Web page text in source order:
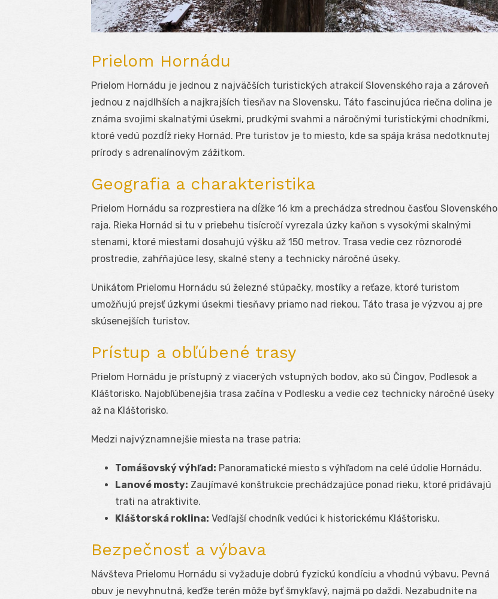
Prielom Hornádu
Prielom Hornádu je jednou z najväčších turistických atrakcií Slovenského raja a zároveň
jednou z najdlhších a najkrajších tiesňav na Slovensku. Táto fascinujúca riečna dolina je
známa svojimi skalnatými úsekmi, prudkými svahmi a náročnými turistickými chodníkmi,
ktoré vedú pozdĺž rieky Hornád. Pre turistov je to miesto, kde sa spája krása nedotknutej
prírody s adrenalínovým zážitkom.
Geografia a charakteristika
Prielom Hornádu sa rozprestiera na dĺžke 16 km a prechádza strednou časťou Slovenského
raja. Rieka Hornád si tu v priebehu tisícročí vyrezala úzky kaňon s vysokými skalnými
stenami, ktoré miestami dosahujú výšku až 150 metrov. Trasa vedie cez rôznorodé
prostredie, zahŕňajúce lesy, skalné steny a technicky náročné úseky.
Unikátom Prielomu Hornádu sú železné stúpačky, mostíky a reťaze, ktoré turistom
umožňujú prejsť úzkymi úsekmi tiesňavy priamo nad riekou. Táto trasa je výzvou aj pre
skúsenejších turistov.
Prístup a obľúbené trasy
Prielom Hornádu je prístupný z viacerých vstupných bodov, ako sú Čingov, Podlesok a
Kláštorisko. Najobľúbenejšia trasa začína v Podlesku a vedie cez technicky náročné úseky
až na Kláštorisko.
Medzi najvýznamnejšie miesta na trase patria:
Tomášovský výhľad: Panoramatické miesto s výhľadom na celé údolie Hornádu.
Lanové mosty: Zaujímavé konštrukcie prechádzajúce ponad rieku, ktoré pridávajú
trati na atraktivite.
Kláštorská roklina: Vedľajší chodník vedúci k historickému Kláštorisku.
Bezpečnosť a výbava
Návšteva Prielomu Hornádu si vyžaduje dobrú fyzickú kondíciu a vhodnú výbavu. Pevná
obuv je nevyhnutná, keďže terén môže byť šmykľavý, najmä po daždi. Nezabudnite na